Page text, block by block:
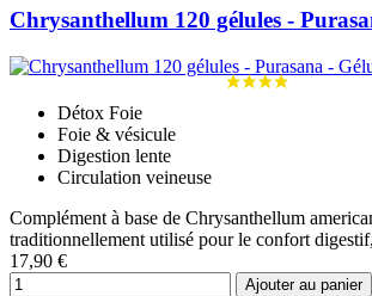
Chrysanthellum 120 gélules -
Détox Foie
Foie & vésicule
Digestion lente
Circulation veineuse
Complément à base de Chrysanthellum
traditionnellement utilisé pour le confort
17,90 €
Ajouter au panier